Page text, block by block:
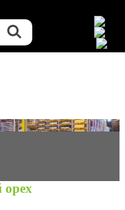
Дорсум 1.0 ПГ,
орех